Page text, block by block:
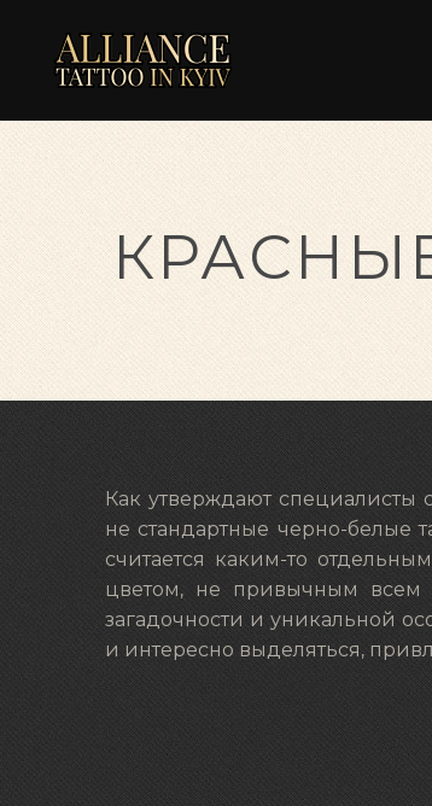
Как утверждают специалисты
не стандартные черно-белые
считается каким-то
цветом, не привычным всем
загадочности и уникальной
и интересно выделяться,